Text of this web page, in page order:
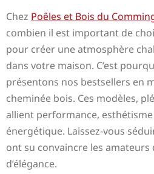
Chez Poêles et Bois du
combien il est important de
pour créer une atmosphère
dans votre maison. C’est
présentons nos bestsellers en
cheminée bois. Ces modèles,
allient performance,
énergétique. Laissez-vous
ont su convaincre les
d’élégance.